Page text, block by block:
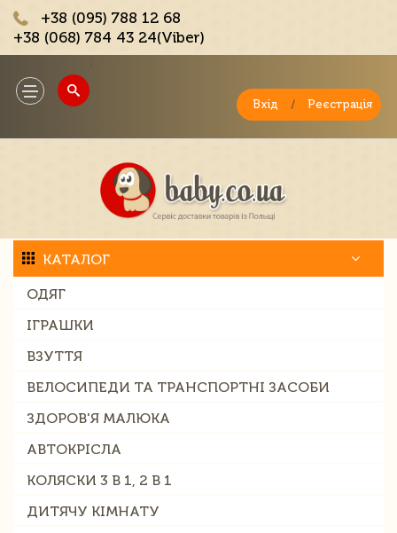
+38 (095) 788 12 68
+38 (068) 784 43 24(Viber)
Toggle
navigation
Вхід / Реєстрація
КАТАЛОГ
ОДЯГ
ІГРАШКИ
ВЗУТТЯ
ВЕЛОСИПЕДИ ТА ТРАНСПОРТНІ ЗАСОБИ
ЗДОРОВ'Я МАЛЮКА
АВТОКРІСЛА
КОЛЯСКИ 3 В 1, 2 В 1
ДИТЯЧУ КІМНАТУ